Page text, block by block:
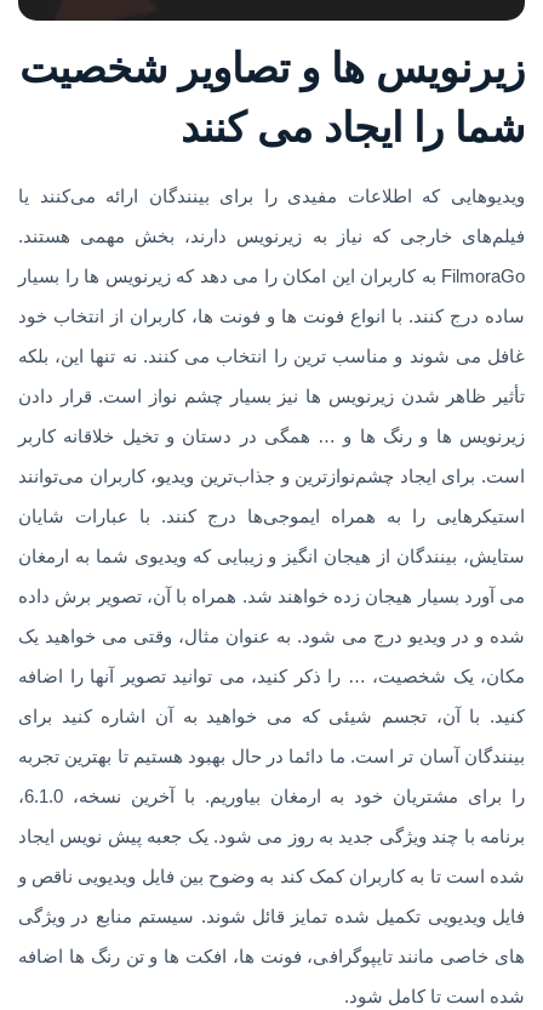
زیرنویس ها و تصاویر شخصیت
شما را ایجاد می کنند
ویدیوهایی که اطلاعات مفیدی را برای بینندگان ارائه می‌کنند یا
فیلم‌های خارجی که نیاز به زیرنویس دارند، بخش مهمی هستند.
FilmoraGo به کاربران این امکان را می دهد که زیرنویس ها را بسیار
ساده درج کنند. با انواع فونت ها و فونت ها، کاربران از انتخاب خود
غافل می شوند و مناسب ترین را انتخاب می کنند. نه تنها این، بلکه
تأثیر ظاهر شدن زیرنویس ها نیز بسیار چشم نواز است. قرار دادن
زیرنویس ها و رنگ ها و … همگی در دستان و تخیل خلاقانه کاربر
است. برای ایجاد چشم‌نوازترین و جذاب‌ترین ویدیو، کاربران می‌توانند
استیکرهایی را به همراه ایموجی‌ها درج کنند. با عبارات شایان
ستایش، بینندگان از هیجان انگیز و زیبایی که ویدیوی شما به ارمغان
می آورد بسیار هیجان زده خواهند شد. همراه با آن، تصویر برش داده
شده و در ویدیو درج می شود. به عنوان مثال، وقتی می خواهید یک
مکان، یک شخصیت، … را ذکر کنید، می توانید تصویر آنها را اضافه
کنید. با آن، تجسم شیئی که می خواهید به آن اشاره کنید برای
بینندگان آسان تر است. ما دائما در حال بهبود هستیم تا بهترین تجربه
را برای مشتریان خود به ارمغان بیاوریم. با آخرین نسخه، 6.1.0،
برنامه با چند ویژگی جدید به روز می شود. یک جعبه پیش نویس ایجاد
شده است تا به کاربران کمک کند به وضوح بین فایل ویدیویی ناقص و
فایل ویدیویی تکمیل شده تمایز قائل شوند. سیستم منابع در ویژگی
های خاصی مانند تایپوگرافی، فونت ها، افکت ها و تن رنگ ها اضافه
شده است تا کامل شود.